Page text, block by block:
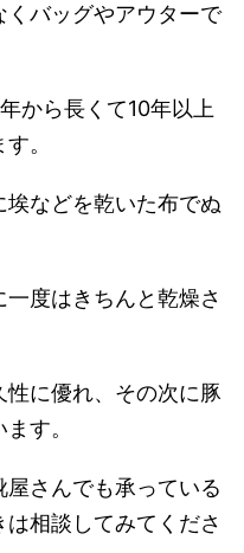
バッグやアウターで
から長くて10年以上
。
などを乾いた布でぬ
度はきちんと乾燥さ
に優れ、その次に豚
す。
さんでも承っている
相談してみてくださ